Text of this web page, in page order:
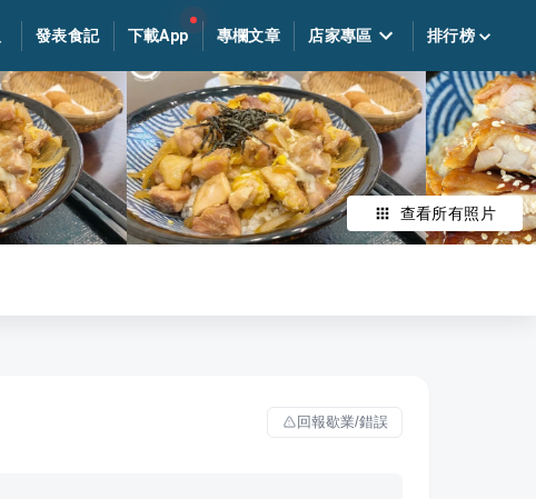
發表食記 下載App 專欄文章 店家專區 排行榜
查看所有照片
回報歇業/錯誤